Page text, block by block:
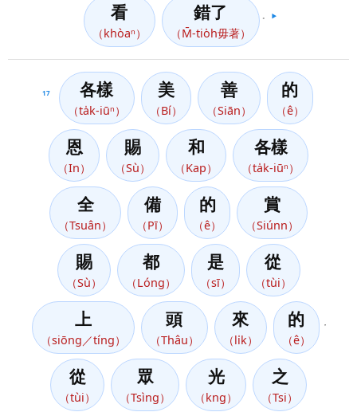
看
（khòaⁿ）
錯了
（M̄-tio̍h毋著）
▶️
17 各樣
（ta̍k-iūⁿ）
美
（Bí）
善
（Siān）
的
（ê）
恩
（In）
賜
（Sù）
和
（Kap）
各樣
（ta̍k-iūⁿ）
全
（Tsuân）
備
（Pī）
的
（ê）
賞
（Siúnn）
賜
（Sù）
都
（Lóng）
是
（sī）
從
（tùi）
上
（siōng／tíng）
頭
（Thâu）
來
（li̍k）
的
（ê）
從
（tùi）
眾
（Tsìng）
光
（kng）
之
（Tsi）